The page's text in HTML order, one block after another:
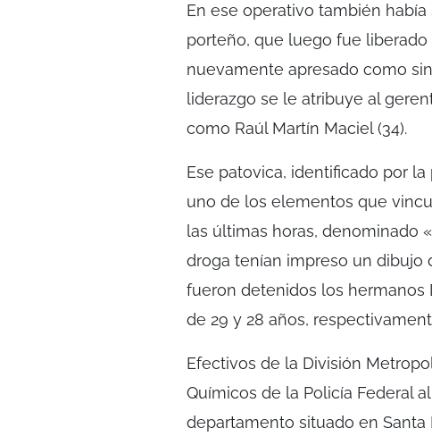
En ese operativo también
porteño, que luego fue
nuevamente apresado como
liderazgo se le atribuye al
como Raúl Martín Maciel (34).
Ese patovica, identificado por
uno de los elementos que
las últimas horas, denominado
droga tenían impreso un dibujo
fueron detenidos los hermanos
de 29 y 28 años,
Efectivos de la División
Químicos de la Policía Federal
departamento situado en Santa